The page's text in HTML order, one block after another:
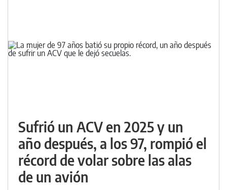
Sufrió un ACV en 2025 y un
año después, a los 97, rompió el
récord de volar sobre las alas
de un avión